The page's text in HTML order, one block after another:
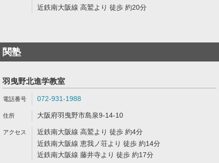
近鉄南大阪線 高鷲より 徒歩 約20分
関塾
羽曳野北進学教室
072-931-1988
大阪府羽曳野市島泉9-14-10
近鉄南大阪線 高鷲より 徒歩 約4分
近鉄南大阪線 恵我ノ荘より 徒歩 約14分
近鉄南大阪線 藤井寺より 徒歩 約17分